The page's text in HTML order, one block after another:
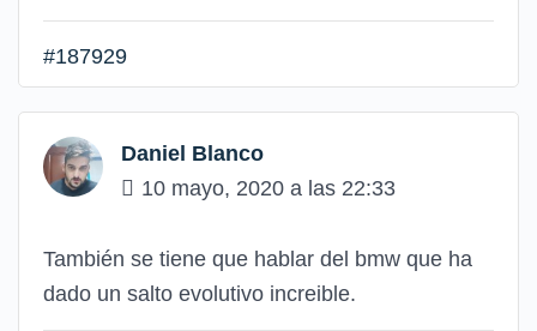
#187929
Daniel Blanco
10 mayo, 2020 a las 22:33
También se tiene que hablar del bmw que ha
dado un salto evolutivo increible.